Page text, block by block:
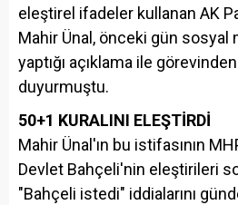
eleştirel ifadeler kullanan AK
Mahir Ünal, önceki gün sosyal
yaptığı açıklama ile
duyurmuştu.
50+1 KURALINI ELEŞTİRDİ
Mahir Ünal'ın bu istifasının
Devlet Bahçeli'nin eleştirileri
"Bahçeli istedi" iddialarını